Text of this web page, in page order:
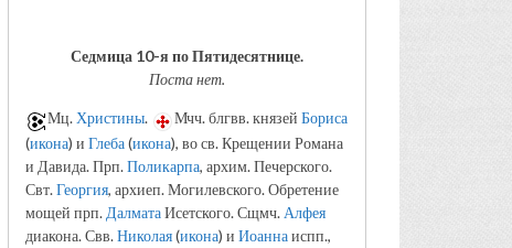
Седмица 10-я по Пятидесятнице.
Поста нет.
Мц. Христины. Мчч. блгвв. князей Бориса
(икона) и Глеба(икона), во св. Крещении Романа
и Давида. Прп.Поликарпа, архим. Печерского.
Свт.Георгия, архиеп. Могилевского. Обретение
мощей прп. ДалматаИсетского. Сщмч. Алфея
диакона. Свв.Николая(икона) и Иоаннаиспп.,